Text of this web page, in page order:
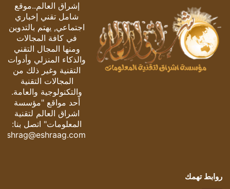
إشراق العالم..موقع
شامل تقني إخباري
اجتماعي, يهتم بالتدوين
في كافة المجالات
ومنها المجال التقني
والذكاء المنزلي وأدوات
التقنية وغير ذلك من
المجالات التقنية
والتكنولوجية والعامة.
أحد مواقع "مؤسسة
اشراق العالم لتقنية
المعلومات" اتصل بنا:
eshrag@eshraag.com
روابط تهمك